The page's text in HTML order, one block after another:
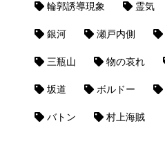
輪郭誘導現象 霊気
銀河 瀬戸内側
三瓶山 物の哀れ
坂道 ボルドー
バトン 村上海賊